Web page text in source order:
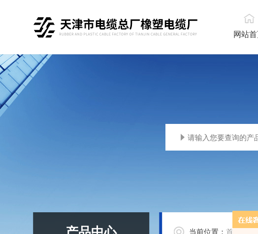
网站
当前位置：首页